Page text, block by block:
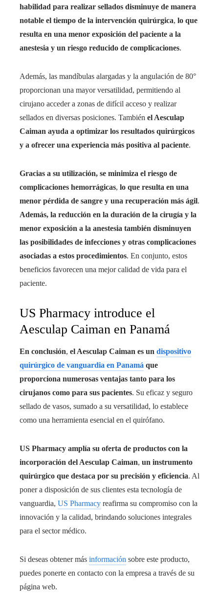
habilidad para realizar sellados disminuye de manera
notable el tiempo de la intervención quirúrgica, lo que
resulta en una menor exposición del paciente a la
anestesia y un riesgo reducido de complicaciones.
Además, las mandíbulas alargadas y la angulación de 80°
proporcionan una mayor versatilidad, permitiendo al
cirujano acceder a zonas de difícil acceso y realizar
sellados en diversas posiciones. También el Aesculap
Caiman ayuda a optimizar los resultados quirúrgicos
y a ofrecer una experiencia más positiva al paciente.
Gracias a su utilización, se minimiza el riesgo de
complicaciones hemorrágicas, lo que resulta en una
menor pérdida de sangre y una recuperación más ágil.
Además, la reducción en la duración de la cirugía y la
menor exposición a la anestesia también disminuyen
las posibilidades de infecciones y otras complicaciones
asociadas a estos procedimientos. En conjunto, estos
beneficios favorecen una mejor calidad de vida para el
paciente.
US Pharmacy introduce el
Aesculap Caiman en Panamá
En conclusión, el Aesculap Caiman es un dispositivo
quirúrgico de vanguardia en Panamá que
proporciona numerosas ventajas tanto para los
cirujanos como para sus pacientes. Su eficaz y seguro
sellado de vasos, sumado a su versatilidad, lo establece
como una herramienta esencial en el quirófano.
US Pharmacy amplía su oferta de productos con la
incorporación del Aesculap Caiman, un instrumento
quirúrgico que destaca por su precisión y eficiencia. Al
poner a disposición de sus clientes esta tecnología de
vanguardia, US Pharmacy reafirma su compromiso con la
innovación y la calidad, brindando soluciones integrales
para el sector médico.
Si deseas obtener más información sobre este producto,
puedes ponerte en contacto con la empresa a través de su
página web.